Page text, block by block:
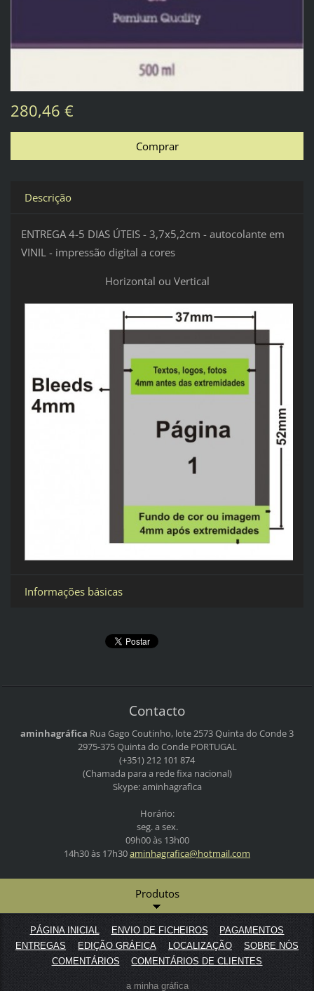
280,46 €
Descrição
ENTREGA 4-5 DIAS ÚTEIS - 3,7x5,2cm - autocolante em
VINIL - impressão digital a cores
Horizontal ou Vertical
Informações básicas
Contacto
aminhagráfica Rua Gago Coutinho, lote 2573Quinta do Conde 3
2975-375 Quinta do CondePORTUGAL
(+351) 212 101 874
(Chamada para a rede fixa nacional)
Skype: aminhagrafica
Horário:
seg. a sex.
09h00 às 13h00
14h30 às 17h30aminhagrafica@hotmail.com
Produtos
PÁGINA INICIAL ENVIO DE FICHEIROS
PAGAMENTOS
ENTREGAS
EDIÇÃO GRÁFICA LOCALIZAÇÃO
SOBRE NÓS
COMENTÁRIOS
COMENTÁRIOS DE CLIENTES
a minha gráfica